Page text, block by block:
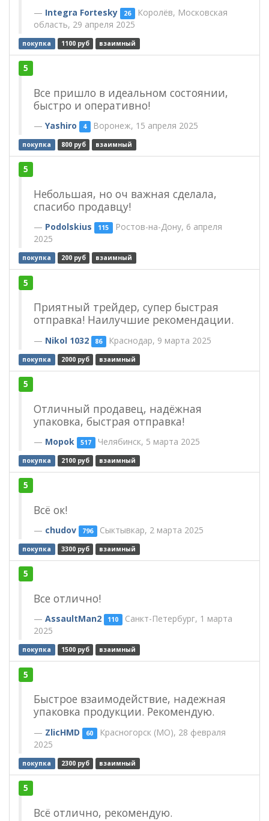
Integra Fortesky 26 Королёв, Московская
область, 29 апреля 2025
покупка 1100 руб взаимный
5
Все пришло в идеальном состоянии,
быстро и оперативно!
Yashiro 4 Воронеж, 15 апреля 2025
покупка 800 руб взаимный
5
Небольшая, но оч важная сделала,
спасибо продавцу!
Podolskius 115 Ростов-на-Дону, 6 апреля
2025
покупка 200 руб взаимный
5
Приятный трейдер, супер быстрая
отправка! Наилучшие рекомендации.
Nikol 1032 86 Краснодар, 9 марта 2025
покупка 2000 руб взаимный
5
Отличный продавец, надёжная
упаковка, быстрая отправка!
Mopok 517 Челябинск, 5 марта 2025
покупка 2100 руб взаимный
5
Всё ок!
chudov 796 Сыктывкар, 2 марта 2025
покупка 3300 руб взаимный
5
Все отлично!
AssaultMan2 110 Санкт-Петербург, 1 марта
2025
покупка 1500 руб взаимный
5
Быстрое взаимодействие, надежная
упаковка продукции. Рекомендую.
ZlicHMD 60 Красногорск (МО), 28 февраля
2025
покупка 2300 руб взаимный
5
Всё отлично, рекомендую.